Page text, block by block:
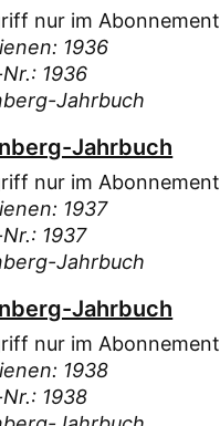
nur im Abonnement
1936
1936
Jahrbuch
Jahrbuch
nur im Abonnement
1937
1937
Jahrbuch
Jahrbuch
nur im Abonnement
1938
1938